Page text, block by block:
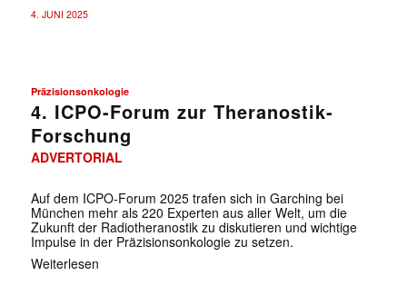
4. JUNI 2025
Präzisionsonkologie
4. ICPO-Forum zur Theranostik-
Forschung
ADVERTORIAL
Auf dem ICPO-Forum 2025 trafen sich in Garching bei
München mehr als 220 Experten aus aller Welt, um die
Zukunft der Radiotheranostik zu diskutieren und wichtige
Impulse in der Präzisionsonkologie zu setzen.
Weiterlesen